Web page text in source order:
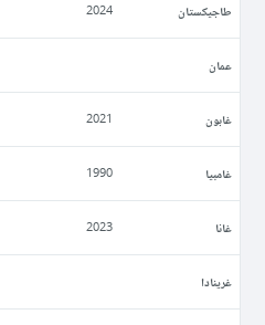
طاجيكستان 2024
عمان
غابون 2021
غامبيا 1990
غانا 2023
غرينادا